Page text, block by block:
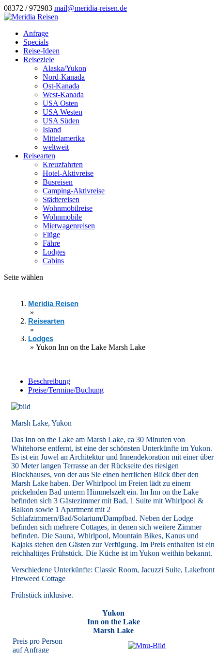
08372 / 972983 mail@meridia-reisen.de
Anfrage
Specials
Reise-Ideen
Reiseziele
Alaska/Yukon
Nord-Kanada
Ost-Kanada
West-Kanada
USA Osten
USA Westen
USA Süden
Island
Mittelamerika
weltweit
Reisearten
Kreuzfahrten
Hotel-Aktivreise
Busreisen
Camping-Aktivreise
Städtereisen
Wohnmobilreise
Wohnmobile
Mietwagenreisen
Flüge
Fähre
Lodges
Cabins
Seite wählen
Meridia Reisen
»
Reisearten
»
Lodges
» Yukon Inn on the Lake Marsh Lake
Beschreibung
Preise/Termine/Buchung
Marsh Lake, Yukon
Das Inn on the Lake am Marsh Lake, ca 30 Minuten von
Whitehorse entfernt, ist eine der schönsten Unterkünfte im Yukon.
Es ist ein Juwel an Architektur und Innendekoration mit einer über
30 Meter langen Terrasse an der Rückseite des riesigen
Blockhauses, von der aus Sie einen herrlichen Blick über den
Marsh Lake haben. Der Whirlpool im Freien lädt zu einem
prickelnden Bad unterm Himmelszelt ein. Im Inn on the Lake
befinden sich 3 Gästezimmer mit Bad, 1 Suite mit Whirlpool &
Balkon sowie 1 Apartment mit 2
Schlafzimmern/Bad/Solarium/Dampfbad. Neben der Lodge
befinden sich mehrere Cottages, in denen sich weitere Zimmer
befinden. Die Sauna, Whirlpool, Mountain Bikes, Kanus und
Kajaks stehen den Gästen zur Verfügung. Im Preis enthalten ist ein
reichhaltiges Frühstück. Die Küche ist im Yukon weithin bekannt.
Verschiedene Unterkünfte: Classic Room, Jacuzzi Suite, Lakefront
Fireweed Cottage
Frühstück inklusive.
Yukon
Inn on the Lake
Marsh Lake
Preis pro Person
auf Anfrage